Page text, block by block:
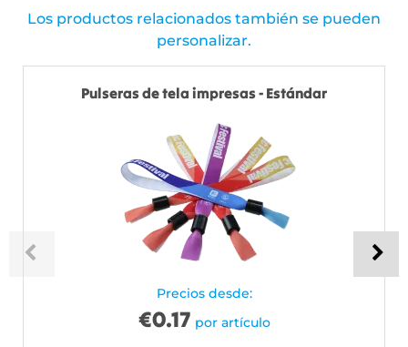
Los productos relacionados también se pueden
personalizar.
Pulseras de tela impresas - Estándar
Precios desde:
€0.17 por artículo